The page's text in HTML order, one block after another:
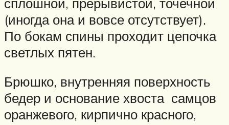
(иногда она и вовсе отсутствует).
По бокам спины проходит цепочка
светлых пятен.
Брюшко, внутренняя поверхность
бедер и основание хвоста самцов
оранжевого, кирпично красного,